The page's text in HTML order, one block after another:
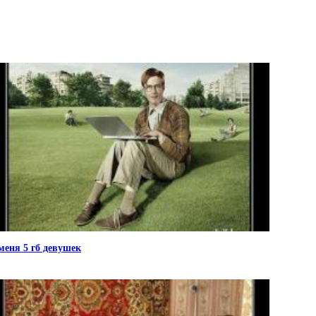
5 гб девушек